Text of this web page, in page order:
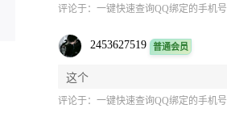
评论于：一键快速查询QQ绑定的手机号
2453627519 普通会员
这个
评论于：一键快速查询QQ绑定的手机号